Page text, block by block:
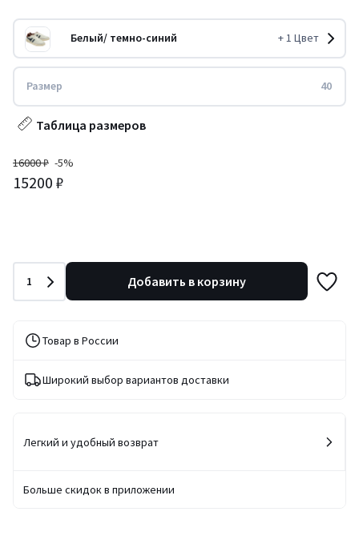
Белый/ темно-синий +1 Цвет
Размер 40
Таблица размеров
16000 ₽ -5%
15200 ₽
Количество
1 Добавить в корзину
Товар в России
Широкий выбор вариантов доставки
Легкий и удобный возврат
Больше скидок в приложении